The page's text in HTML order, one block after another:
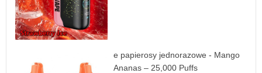
e papierosy jednorazowe - Mango
Ananas – 25,000 Puffs